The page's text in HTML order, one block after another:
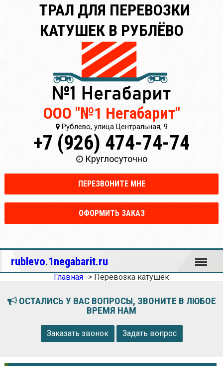
ТРАЛ ДЛЯ ПЕРЕВОЗКИ
КАТУШЕК В РУБЛЁВО
ООО "№1 Негабарит"
Рублёво, улица Центральная, 9
+7 (926) 474-74-74
Круглосуточно
ПЕРЕЗВОНИТЕ МНЕ
ОФОРМИТЬ ЗАКАЗ
rublevo.1negabarit.ru Меню
Главная -> Перевозка катушек
ОСТАЛИСЬ У ВАС ВОПРОСЫ, ЗВОНИТЕ В ЛЮБОЕ
ВРЕМЯ НАМ
Заказать звонок Задать вопрос